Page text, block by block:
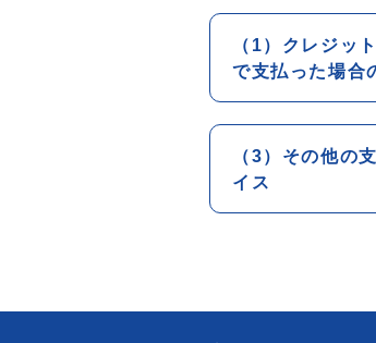
（1）クレジッ
で支払った場合
（3）その他の
イス